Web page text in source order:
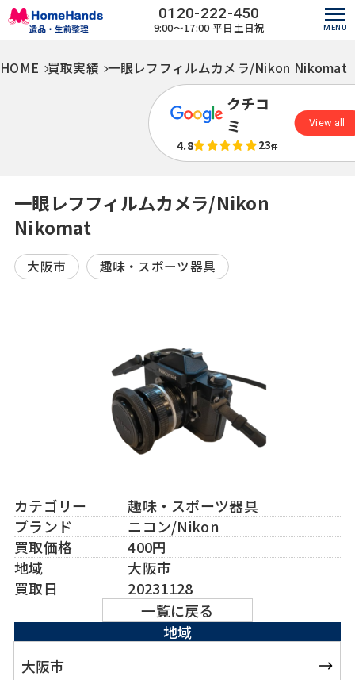
0120-222-450
9:00～17:00平日土日祝
HOME 買取実績 一眼レフフィルムカメラ/Nikon Nikomat
クチコ
ミ
4.8 23件
View all
一眼レフフィルムカメラ/Nikon
Nikomat
大阪市 趣味・スポーツ器具
カテゴリー
趣味・スポーツ器具
ブランド
ニコン/Nikon
買取価格
400円
地域
大阪市
買取日
20231128
一覧に戻る
地域
大阪市